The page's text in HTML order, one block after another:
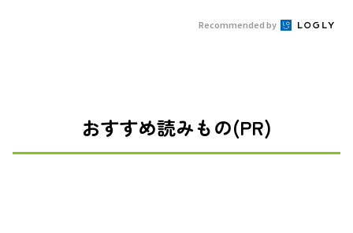
Recommended by
おすすめ読みもの(PR)